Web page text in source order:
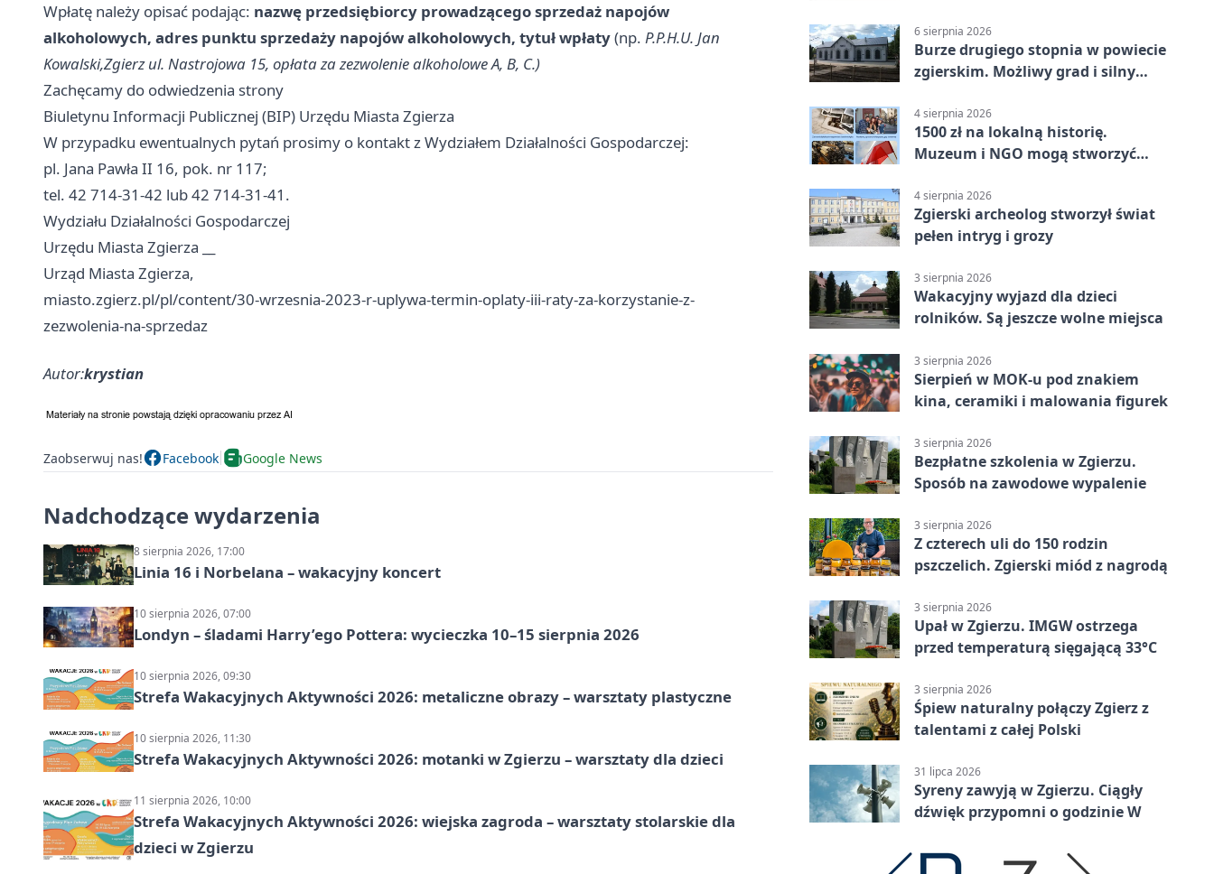
Wpłatę należy opisać podając: nazwę przedsiębiorcy prowadzącego sprzedaż napojów
alkoholowych, adres punktu sprzedaży napojów alkoholowych, tytuł wpłaty(np. P.P.H.U. Jan
Kowalski,Zgierzul. Nastrojowa 15, opłata za zezwolenie alkoholowe A, B, C.)
Zachęcamy do odwiedzenia strony
Biuletynu Informacji Publicznej (BIP) Urzędu Miasta Zgierza
W przypadku ewentualnych pytań prosimy o kontakt z Wydziałem Działalności Gospodarczej:
pl. Jana Pawła II 16, pok. nr 117;
tel. 42 714-31-42 lub 42 714-31-41.
Wydziału Działalności Gospodarczej
Urzędu Miasta Zgierza __
Urząd Miasta Zgierza,
miasto.zgierz.pl/pl/content/30-wrzesnia-2023-r-uplywa-termin-oplaty-iii-raty-za-korzystanie-z-
zezwolenia-na-sprzedaz
Autor:krystian
Zaobserwuj nas! Facebook Google News
Nadchodzące wydarzenia
8 sierpnia 2026, 17:00
Linia 16 i Norbelana – wakacyjny koncert
10 sierpnia 2026, 07:00
Londyn – śladami Harry’ego Pottera: wycieczka 10–15 sierpnia 2026
10 sierpnia 2026, 09:30
Strefa Wakacyjnych Aktywności 2026: metaliczne obrazy – warsztaty plastyczne
10 sierpnia 2026, 11:30
Strefa Wakacyjnych Aktywności 2026: motanki w Zgierzu – warsztaty dla dzieci
11 sierpnia 2026, 10:00
Strefa Wakacyjnych Aktywności 2026: wiejska zagroda – warsztaty stolarskie dla
dzieci w Zgierzu
6 sierpnia 2026
Burze drugiego stopnia w powiecie
zgierskim. Możliwy grad i silny
4 sierpnia 2026
1500 zł na lokalną historię.
Muzeum i NGO mogą stworzyć
4 sierpnia 2026
Zgierski archeolog stworzył świat
pełen intryg i grozy
3 sierpnia 2026
Wakacyjny wyjazd dla dzieci
rolników. Są jeszcze wolne miejsca
3 sierpnia 2026
Sierpień w MOK-u pod znakiem
kina, ceramiki i malowania figurek
3 sierpnia 2026
Bezpłatne szkolenia w Zgierzu.
Sposób na zawodowe wypalenie
3 sierpnia 2026
Z czterech uli do 150 rodzin
pszczelich. Zgierski miód z nagrodą
3 sierpnia 2026
Upał w Zgierzu. IMGW ostrzega
przed temperaturą sięgającą 33°C
3 sierpnia 2026
Śpiew naturalny połączy Zgierz z
talentami z całej Polski
31 lipca 2026
Syreny zawyją w Zgierzu. Ciągły
dźwięk przypomni o godzinie W